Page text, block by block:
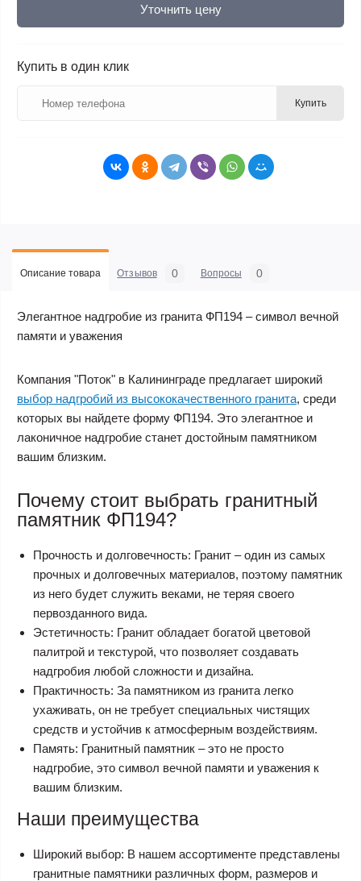
Уточнить цену
Купить в один клик
Купить
Описание товара Отзывов 0 Вопросы 0
Элегантное надгробие из гранита ФП194 – символ вечной
памяти и уважения
Компания "Поток" в Калининграде предлагает широкий
выбор надгробий из высококачественного гранита, среди
которых вы найдете форму ФП194. Это элегантное и
лаконичное надгробие станет достойным памятником
вашим близким.
Почему стоит выбрать гранитный
памятник ФП194?
Прочность и долговечность: Гранит – один из самых
прочных и долговечных материалов, поэтому памятник
из него будет служить веками, не теряя своего
первозданного вида.
Эстетичность: Гранит обладает богатой цветовой
палитрой и текстурой, что позволяет создавать
надгробия любой сложности и дизайна.
Практичность: За памятником из гранита легко
ухаживать, он не требует специальных чистящих
средств и устойчив к атмосферным воздействиям.
Память: Гранитный памятник – это не просто
надгробие, это символ вечной памяти и уважения к
вашим близким.
Наши преимущества
Широкий выбор: В нашем ассортименте представлены
гранитные памятники различных форм, размеров и